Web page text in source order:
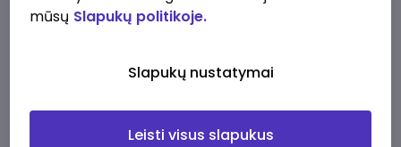
Darbo užmokesčio buhalteris(ė)
3000 - 3650 €/mėn. Prieš mokesčius
mūsų Slapukų politikoje.
Slapukų nustatymai
Leisti visus slapukus